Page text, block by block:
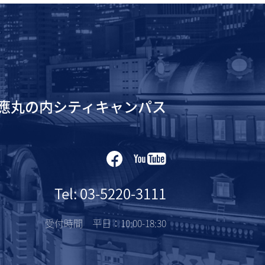
丸の内シティキャンパス
Tel: 03-5220-3111
受付時間 平日：10:00-18:30